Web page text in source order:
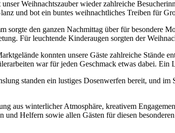
Weihnachtszauber wieder zahlreiche
und bot ein buntes weihnachtliches Treiben für
sorgte den ganzen Nachmittag über für besondere
Für leuchtende Kinderaugen sorgten der
konnten unsere Gäste zahlreiche Stände
war für jeden Geschmack etwas dabei.
standen ein lustiges Dosenwerfen bereit, und
aus winterlicher Atmosphäre, kreativem
und Helfern sowie allen Gästen für diesen